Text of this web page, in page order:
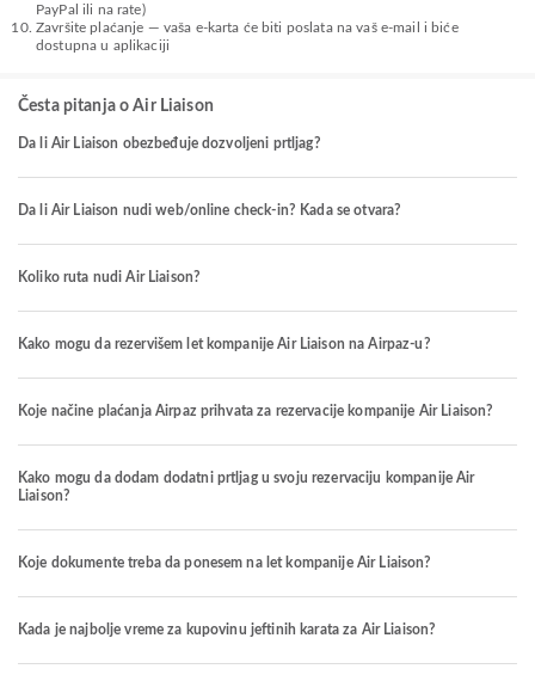
PayPal ili na rate)
Završite plaćanje — vaša e-karta će biti poslata na vaš e-mail i biće
dostupna u aplikaciji
Česta pitanja o Air Liaison
Da li Air Liaison obezbeđuje dozvoljeni prtljag?
Da li Air Liaison nudi web/online check-in? Kada se otvara?
Koliko ruta nudi Air Liaison?
Kako mogu da rezervišem let kompanije Air Liaison na Airpaz-u?
Koje načine plaćanja Airpaz prihvata za rezervacije kompanije Air Liaison?
Kako mogu da dodam dodatni prtljag u svoju rezervaciju kompanije Air
Liaison?
Koje dokumente treba da ponesem na let kompanije Air Liaison?
Kada je najbolje vreme za kupovinu jeftinih karata za Air Liaison?